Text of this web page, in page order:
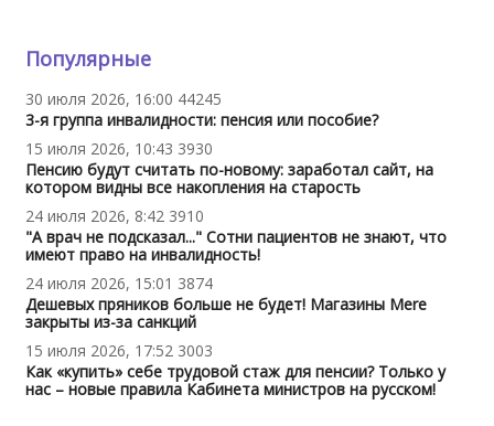
Популярные
30 июля 2026, 16:00 44245
3-я группа инвалидности: пенсия или пособие?
15 июля 2026, 10:43 3930
Пенсию будут считать по-новому: заработал сайт, на
котором видны все накопления на старость
24 июля 2026, 8:42 3910
"А врач не подсказал..." Сотни пациентов не знают, что
имеют право на инвалидность!
24 июля 2026, 15:01 3874
Дешевых пряников больше не будет! Магазины Mere
закрыты из-за санкций
15 июля 2026, 17:52 3003
Как «купить» себе трудовой стаж для пенсии? Только у
нас – новые правила Кабинета министров на русском!